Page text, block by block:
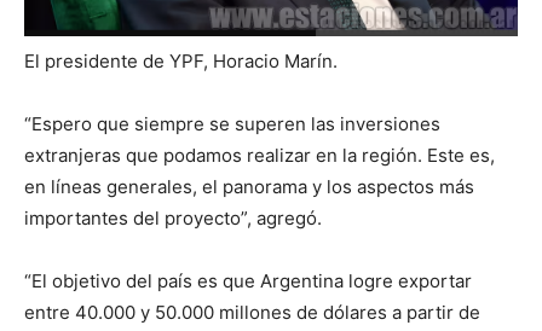
El presidente de YPF, Horacio Marín.
“Espero que siempre se superen las inversiones
extranjeras que podamos realizar en la región. Este es,
en líneas generales, el panorama y los aspectos más
importantes del proyecto”, agregó.
“El objetivo del país es que Argentina logre exportar
entre 40.000 y 50.000 millones de dólares a partir de